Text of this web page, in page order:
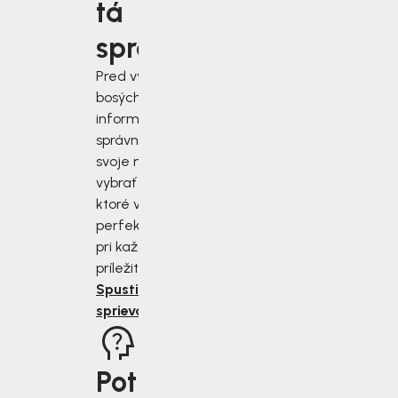
tá
správna?
Pred výberom
bosých topánok sa
informujte, ako
správne zmerať
svoje nohy a
vybrať si topánky,
ktoré vám budú
perfektne sedieť
pri každej
príležitosti.
Spustiť
sprievodcu
Potrebujete